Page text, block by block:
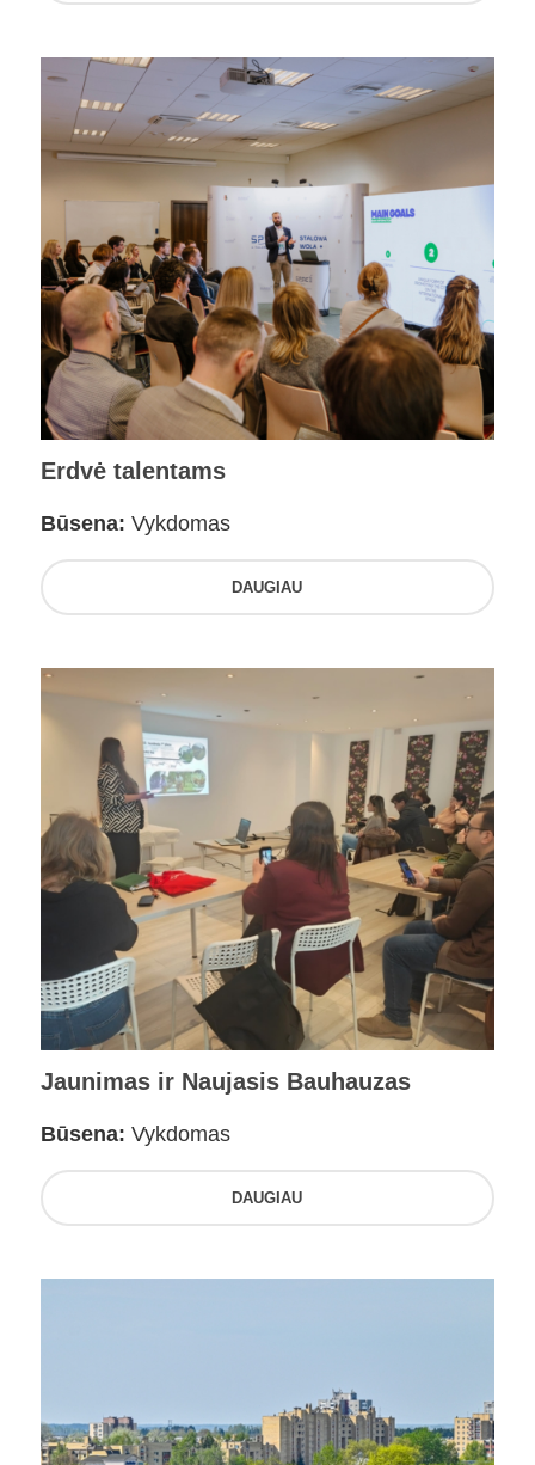
Erdvė talentams
Būsena: Vykdomas
DAUGIAU
Jaunimas ir Naujasis Bauhauzas
Būsena: Vykdomas
DAUGIAU